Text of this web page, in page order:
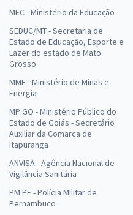
MEC - Ministério da Educação
SEDUC/MT - Secretaria de
Estado de Educação, Esporte e
Lazer do estado de Mato
Grosso
MME - Ministério de Minas e
Energia
MP GO - Ministério Público do
Estado de Goiás - Secretário
Auxiliar da Comarca de
Itapuranga
ANVISA - Agência Nacional de
Vigilância Sanitária
PM PE - Polícia Militar de
Pernambuco